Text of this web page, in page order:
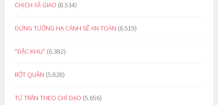
CHỊCH XÃ GIAO (8.534)
ĐỪNG TƯỞNG HẠ CÁNH SẼ AN TOÀN (6.519)
“ĐẶC KHU” (6.382)
RỚT QUẦN (5.828)
TỪ TRẦN THEO CHỈ ĐẠO (5.656)